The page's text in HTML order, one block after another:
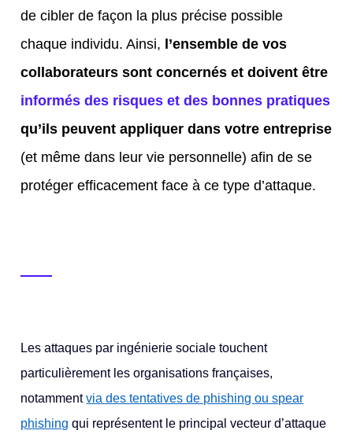
de cibler de façon la plus précise possible
chaque individu. Ainsi, l’ensemble de vos
collaborateurs sont concernés et doivent être
informés des risques et des bonnes pratiques
qu’ils peuvent appliquer dans votre entreprise
(et même dans leur vie personnelle) afin de se
protéger efficacement face à ce type d’attaque.
Les attaques par ingénierie sociale touchent
particulièrement les organisations françaises,
notammentvia des tentatives de phishing ou spear
phishing qui représentent le principal vecteur d’attaque